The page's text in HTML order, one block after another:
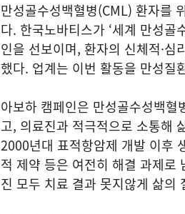
만성골수성백혈병(CML) 환자를
다. 한국노바티스가 ‘세계 만성골
인을 선보이며, 환자의 신체적·
했다. 업계는 이번 활동을 만성질
아보하 캠페인은 만성골수성백
고, 의료진과 적극적으로 소통해
2000년대 표적항암제 개발 이후
적 제약 등은 여전히 해결 과제로
진 모두 치료 결과 못지않게 삶의